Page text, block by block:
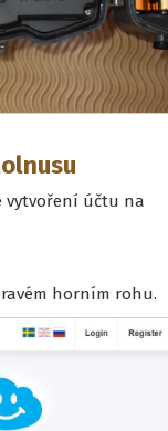
vytvoření účtu na
horním rohu.